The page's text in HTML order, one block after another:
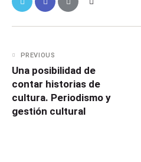
PREVIOUS
Una posibilidad de
contar historias de
cultura. Periodismo y
gestión cultural